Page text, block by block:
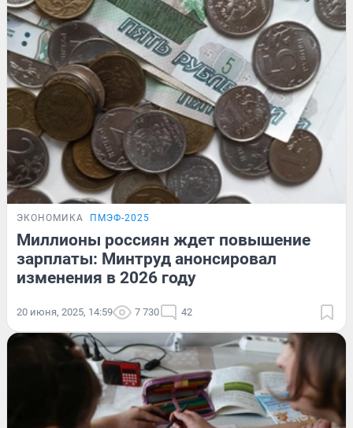
ЭКОНОМИКА ПМЭФ-2025
Миллионы россиян ждет повышение
зарплаты: Минтруд анонсировал
изменения в 2026 году
20 июня, 2025, 14:59 7 730 42